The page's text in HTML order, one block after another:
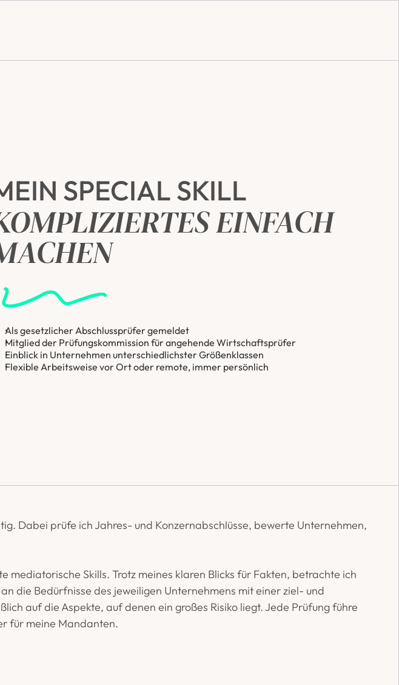
SPECIAL SKILL
EINFACH
Als gesetzlicher Abschlussprüfer gemeldet
Mitglied der Prüfungskommission für angehende Wirtschaftsprüfer
Einblick in Unternehmen unterschiedlichster Größenklassen
Flexible Arbeitsweise vor Ort oder remote, immer persönlich
Dabei prüfe ich Jahres- und Konzernabschlüsse, bewerte Unternehmen,
Skills. Trotz meines klaren Blicks für Fakten, betrachte ich
die Bedürfnisse des jeweiligen Unternehmens mit einer ziel- und
auf die Aspekte, auf denen ein großes Risiko liegt. Jede Prüfung führe
für meine Mandanten.